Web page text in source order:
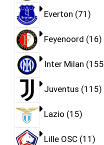
Everton 71
Feyenoord 16
Inter Milan 155
Juventus 115
Lazio 15
Lille OSC 11